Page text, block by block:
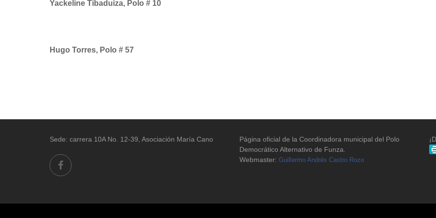
Yackeline Tibaduiza, Polo # 10
Hugo Torres, Polo # 57
Sede: carrera 10A No. 12-39, Asociación María Cano
Página oficial de la Coordinadora municipal del Polo
Democrático Alternativo de Funza.
Webmaster: Guillermo Andrés Castro Rozo